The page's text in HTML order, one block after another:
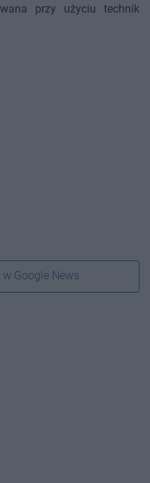
przy użyciu technik
Google News